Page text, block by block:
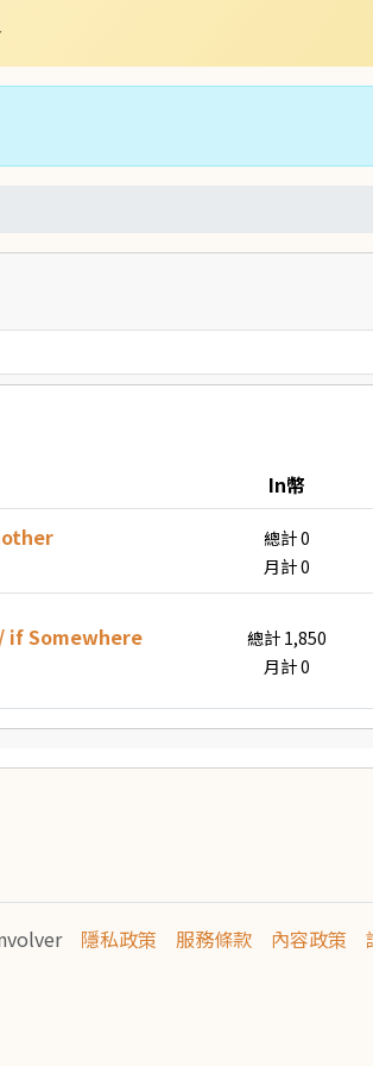
In幣
總計 0
月計 0
if Somewhere
總計 1,850
月計 0
隱私政策 服務條款 內容政策